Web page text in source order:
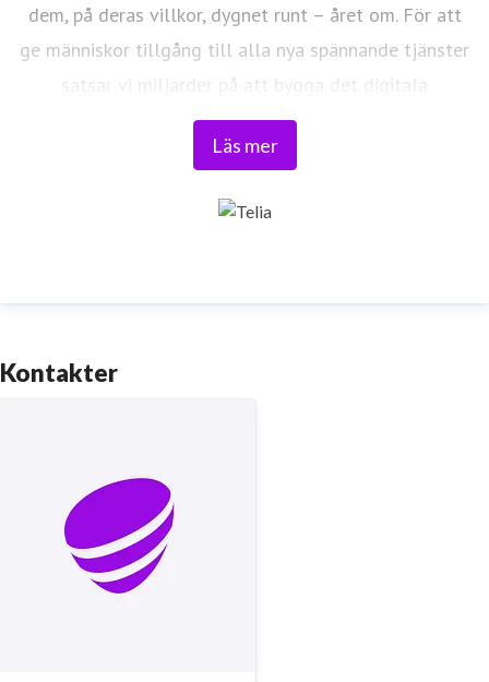
dem, på deras villkor, dygnet runt – året om. För att
ge människor tillgång till alla nya spännande tjänster
satsar vi miljarder på att bygga det digitala
samhället, vi bygger Framtidens nät. Vi har bestämt
oss för att förändra it-och telekomindustrin och föra
Läs mer
Kontakter